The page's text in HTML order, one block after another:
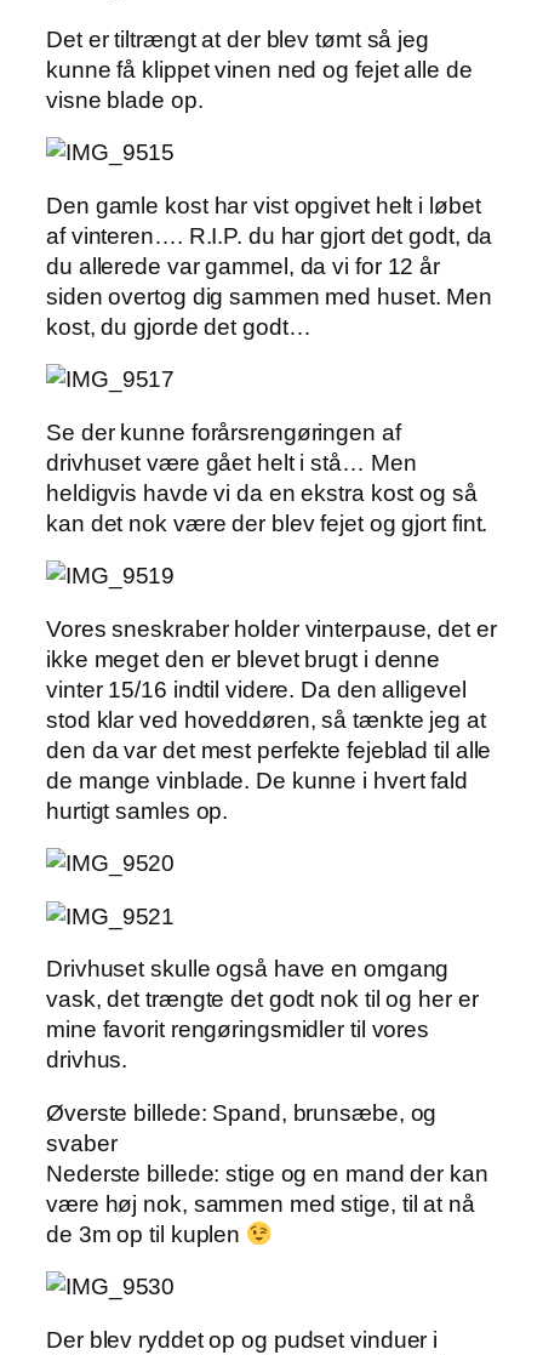
Det er tiltrængt at der blev tømt så jeg
kunne få klippet vinen ned og fejet alle de
visne blade op.
Den gamle kost har vist opgivet helt i løbet
af vinteren…. R.I.P. du har gjort det godt, da
du allerede var gammel, da vi for 12 år
siden overtog dig sammen med huset. Men
kost, du gjorde det godt…
Se der kunne forårsrengøringen af
drivhuset være gået helt i stå… Men
heldigvis havde vi da en ekstra kost og så
kan det nok være der blev fejet og gjort fint.
Vores sneskraber holder vinterpause, det er
ikke meget den er blevet brugt i denne
vinter 15/16 indtil videre. Da den alligevel
stod klar ved hoveddøren, så tænkte jeg at
den da var det mest perfekte fejeblad til alle
de mange vinblade. De kunne i hvert fald
hurtigt samles op.
Drivhuset skulle også have en omgang
vask, det trængte det godt nok til og her er
mine favorit rengøringsmidler til vores
drivhus.
Øverste billede: Spand, brunsæbe, og
svaber
Nederste billede: stige og en mand der kan
være høj nok, sammen med stige, til at nå
de 3m op til kuplen
Der blev ryddet op og pudset vinduer i